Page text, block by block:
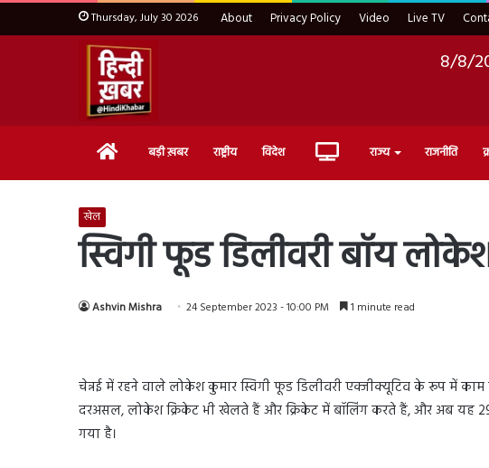
Thursday, July 30 2026 About Privacy Policy Video Live TV
8/8/
Home बड़ी ख़बर राष्ट्रीय विदेश Live राज्य राजनीति
खेल
स्विगी फूड डिलीवरी बॉय
Ashvin Mishra 24 September 2023 - 10:00 PM 1 minute read
चेन्नई में रहने वाले लोकेश कुमार स्विगी फूड डिलीवरी एक्जीक्यूटिव के रूप में
दरअसल, लोकेश क्रिकेट भी खेलते हैं और क्रिकेट में बॉलिंग करते हैं, और अब यह 29
गया है।